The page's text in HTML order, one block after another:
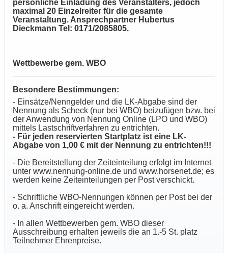
persönliche Einladung des Veranstalters, jedoch
maximal 20 Einzelreiter für die gesamte
Veranstaltung. Ansprechpartner Hubertus
Dieckmann Tel: 0171/2085805.
Wettbewerbe gem. WBO
Besondere Bestimmungen:
- Einsätze/Nenngelder und die LK-Abgabe sind der
Nennung als Scheck (nur bei WBO) beizufügen bzw. bei
der Anwendung von Nennung Online (LPO und WBO)
mittels Lastschriftverfahren zu entrichten.
- Für jeden reservierten Startplatz ist eine LK-
Abgabe von 1,00 € mit der Nennung zu entrichten!!!
- Die Bereitstellung der Zeiteinteilung erfolgt im Internet
unter www.nennung-online.de und www.horsenet.de; es
werden keine Zeiteinteilungen per Post verschickt.
- Schriftliche WBO-Nennungen können per Post bei der
o. a. Anschrift eingereicht werden.
- In allen Wettbewerben gem. WBO dieser
Ausschreibung erhalten jeweils die an 1.-5 St. platz
Teilnehmer Ehrenpreise.